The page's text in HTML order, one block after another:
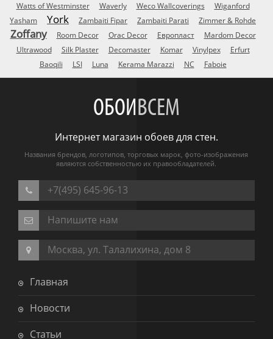
Watts of Westminster
Waverly Weco Wallcoverings
Wiganford
Yasham
York Zambaiti Fipar Zambaiti Parati Zimmer & Rohde
Zoffany Room Decor Orac Decor Европласт
Mardom Decor
Ultrawood
Silk Plaster Decomaster Komar Vinylpex
Erfurt
Baoqili
LSI Luna Kerama Marazzi NC Faboie
ОБОИВСЕМ
Интернет магазин обоев для стен.
Названия брендов, логотипов, торговых марок, фото-изображения
являются собственностью их правообладателей.
+7(495) 645-96-13
Напишите нам
Москва, ул. Талалихина, дом 8
Главная
Новости
Статьи